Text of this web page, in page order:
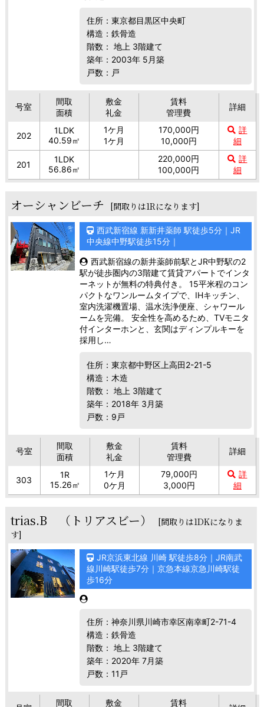
住所：東京都目黒区中央町
構造：鉄骨造
階数： 地上 3階建て
築年：2003年 5月築
戸数：戸
号室
間取
面積
敷金
礼金
賃料
管理費
詳細
202
1LDK
40.59㎡
1ケ月
1ケ月
170,000円
10,000円
詳
細
201
1LDK
56.86㎡
220,000円
100,000円
詳
細
オーシャンビーチ [間取りは1Rになります]
西武新宿線 新新井薬師 駅徒歩5分｜JR
中央線中野駅徒歩15分｜
西武新宿線の新井薬師前駅とJR中野駅の2
駅が徒歩圏内の3階建て賃貸アパートでインタ
ーネットが無料の特典付き。 15平米程のコン
パクトなワンルームタイプで、IHキッチン、
室内洗濯機置場、温水洗浄便座、シャワール
ームを完備。 安全性を高めるため、TVモニタ
付インターホンと、玄関はディンプルキーを
採用し…
住所：東京都中野区上高田2-21-5
構造：木造
階数： 地上 3階建て
築年：2018年 3月築
戸数：9戸
号室
間取
面積
敷金
礼金
賃料
管理費
詳細
303
1R
15.26㎡
1ケ月
0ケ月
79,000円
3,000円
詳
細
trias.B （トリアスビー）
[間取りは1DKになりま
す]
JR京浜東北線 川崎 駅徒歩8分｜JR南武
線川崎駅徒歩7分｜京急本線京急川崎駅徒
歩16分
住所：神奈川県川崎市幸区南幸町2-71-4
構造：鉄骨造
階数： 地上 3階建て
築年：2020年 7月築
戸数：11戸
間取 敷金 賃料